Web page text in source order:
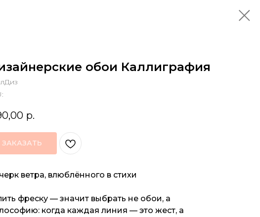
обои Каллиграфия
р.
ЗАКАЗАТЬ
ветра, влюблённого в стихи
фреску — значит выбрать не обои, а
когда каждая линия — это жест, а